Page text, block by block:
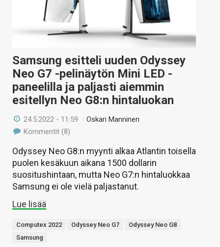
Samsung esitteli uuden Odyssey
Neo G7 -pelinäytön Mini LED -
paneelilla ja paljasti aiemmin
esitellyn Neo G8:n hintaluokan
24.5.2022 - 11:59 /Oskari Manninen
Kommentit (8)
Odyssey Neo G8:n myynti alkaa Atlantin toisella
puolen kesäkuun aikana 1500 dollarin
suositushintaan, mutta Neo G7:n hintaluokkaa
Samsung ei ole vielä paljastanut.
Lue lisää
Computex 2022 Odyssey Neo G7
Odyssey Neo G8
Samsung